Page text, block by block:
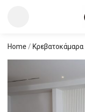
Home / Κρεβατοκάμαρα